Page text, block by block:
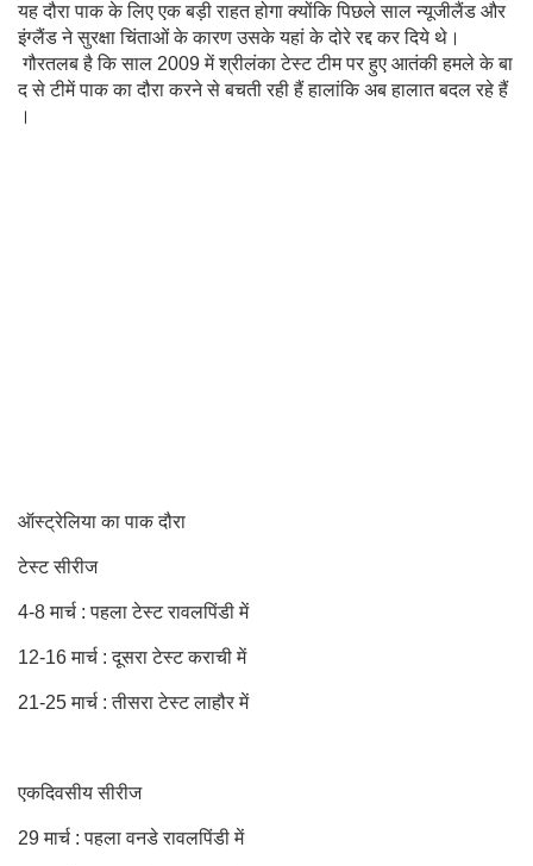
यह दौरा पाक के लिए एक बड़ी राहत होगा क्योंकि पिछले साल न्यूजीलैंड और
इंग्लैंड ने सुरक्षा चिंताओं के कारण उसके यहां के दोरे रद्द कर दिये थे।
गौरतलब है कि साल 2009 में श्रीलंका टेस्ट टीम पर हुए आतंकी हमले के बा
द से टीमें पाक का दौरा करने से बचती रही हैं हालांकि अब हालात बदल रहे हैं
।
ऑस्ट्रेलिया का पाक दौरा
टेस्ट सीरीज
4-8 मार्च : पहला टेस्ट रावलपिंडी में
12-16 मार्च : दूसरा टेस्ट कराची में
21-25 मार्च : तीसरा टेस्ट लाहौर में
एकदिवसीय सीरीज
29 मार्च : पहला वनडे रावलपिंडी में